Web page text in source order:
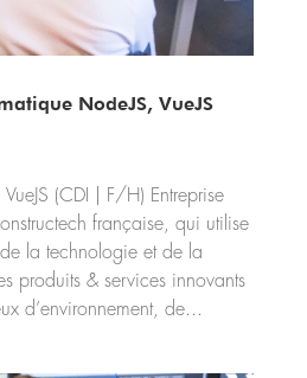
NodeJS, VueJS
(CDI | F/H) Entreprise
française, qui utilise
la technologie et de la
produits & services innovants
d’environnement, de...